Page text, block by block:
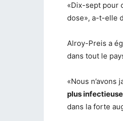
«Dix-sept pour
dose», a-t-elle
Alroy-Preis a
dans tout le
«Nous
plus
dans la forte